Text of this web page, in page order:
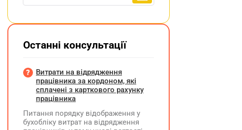
Останні консультації
Витрати на відрядження
працівника за кордоном, які
сплачені з карткового рахунку
працівника
Питання порядку відображення у
бухобліку витрат на відрядження